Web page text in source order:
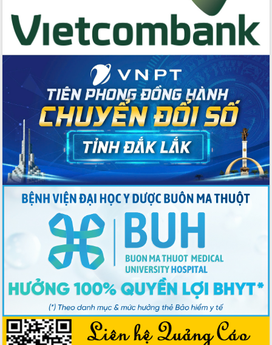
sau thiên tai
Tập trung nâng cao chất lượng, tổ
Đẩy nhanh công tác khắc phục, ổn
định đời sống Nhân dân sau bão số 13
Bí thư Tỉnh ủy Lương Nguyễn Minh
Triết dự Ngày hội đại đoàn kết tại
Buôn Đăk Tuôr, xã Cư Pui
Khởi công xây dựng Trường Phổ thông
nội trú liên cấp tiểu học và THCS xã Ia
Rvê
Phó Thủ tướng Chính phủ Mai Văn
Chính chia sẻ, động viên người dân
chịu ảnh hưởng nặng từ bão số 13
Chủ tịch UBND tỉnh kiểm tra công tác
phòng, chống bão số 13 tại các địa
bàn xung yếu
Tập trung đẩy nhanh giải ngân nguồn
gia
Xã Ea H'leo giữ vững và nâng cao chất
lượng các tiêu chí nông thôn mới
Công bố quyết định của Ban Thường
vụ Tỉnh ủy về công tác cán bộ